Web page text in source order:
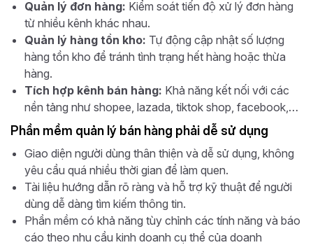
Quản lý đơn hàng: Kiểm soát tiến độ xử lý đơn hàng
từ nhiều kênh khác nhau.
Quản lý hàng tồn kho: Tự động cập nhật số lượng
hàng tồn kho để tránh tình trạng hết hàng hoặc thừa
hàng.
Tích hợp kênh bán hàng: Khả năng kết nối với các
nền tảng như shopee, lazada, tiktok shop, facebook,…
Phần mềm quản lý bán hàng phải dễ sử dụng
Giao diện người dùng thân thiện và dễ sử dụng, không
yêu cầu quá nhiều thời gian để làm quen.
Tài liệu hướng dẫn rõ ràng và hỗ trợ kỹ thuật để người
dùng dễ dàng tìm kiếm thông tin.
Phần mềm có khả năng tùy chỉnh các tính năng và báo
cáo theo nhu cầu kinh doanh cụ thể của doanh